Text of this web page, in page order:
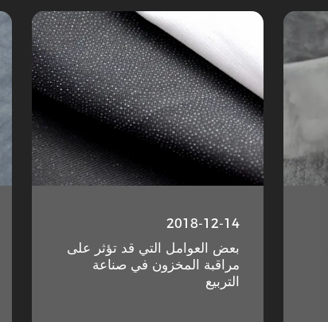
2018-12-14
بعض العوامل التي قد تؤثر على
مراقبة المخزون في صناعة
التربيع